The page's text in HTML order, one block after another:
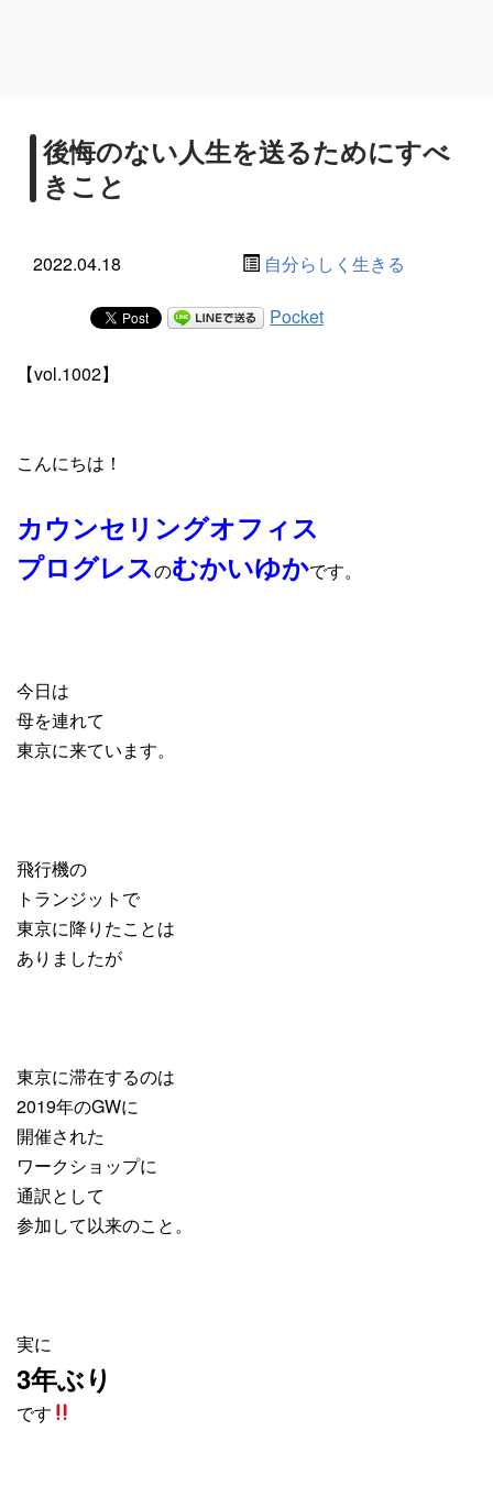
後悔のない人生を送るためにすべ
きこと
2022.04.18 自分らしく生きる
Pocket
【vol.1002】
こんにちは！
カウンセリングオフィス
プログレスのむかいゆかです。
今日は
母を連れて
東京に来ています。
飛行機の
トランジットで
東京に降りたことは
ありましたが
東京に滞在するのは
2019年のGWに
開催された
ワークショップに
通訳として
参加して以来のこと。
実に
3年ぶり
です